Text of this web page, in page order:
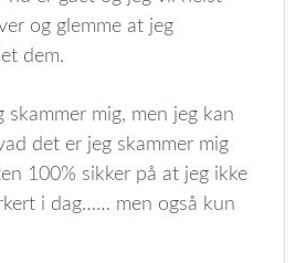
og glemme at jeg
dem.
skammer mig, men jeg kan
det er jeg skammer mig
100% sikker på at jeg ikke
i dag…… men også kun